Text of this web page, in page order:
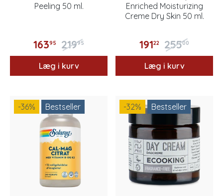
Peeling 50 ml.
16395 21995
Læg i kurv
Enriched Moisturizing
Creme Dry Skin 50 ml.
19122 25500
Læg i kurv
-36% Bestseller -32% Bestseller